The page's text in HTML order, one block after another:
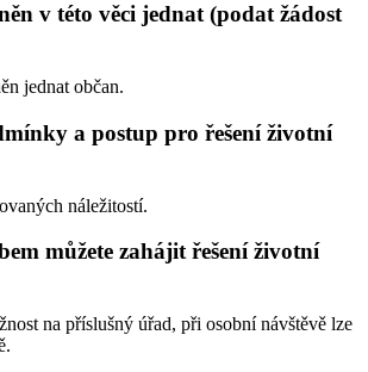
v této věci jednat (podat žádost
jednat občan.
a postup pro řešení životní
náležitostí.
můžete zahájit řešení životní
na příslušný úřad, při osobní návštěvě lze